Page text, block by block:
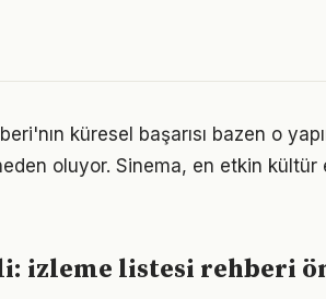
küresel başarısı bazen o
oluyor. Sinema, en etkin kültür
izleme listesi rehberi